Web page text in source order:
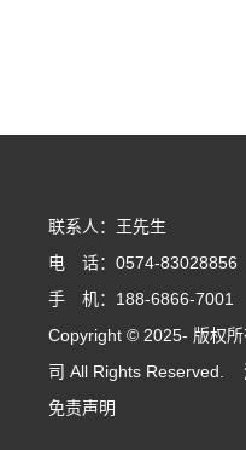
联系人：王先生
电 话：0574-83028856
手 机：188-6866-7001
Copyright © 2025- 版权
司 All Rights Reserved.
免责声明